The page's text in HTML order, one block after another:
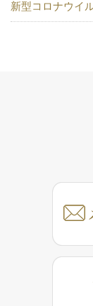
新型コロナウイ